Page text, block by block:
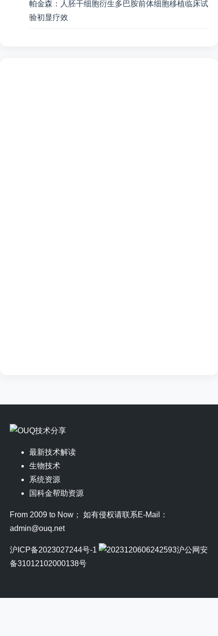
帕金森：人胚干细胞衍生多巴胺前体细胞移植临床试
验初显疗效
最新技术解读
生物技术
系统资源
国科金帮助资源
From 2009 to Now； 如有侵权请联系E-Mail：
admin@ouq.net
沪ICP备2023027244号-1
沪公网安
备31012102000138号